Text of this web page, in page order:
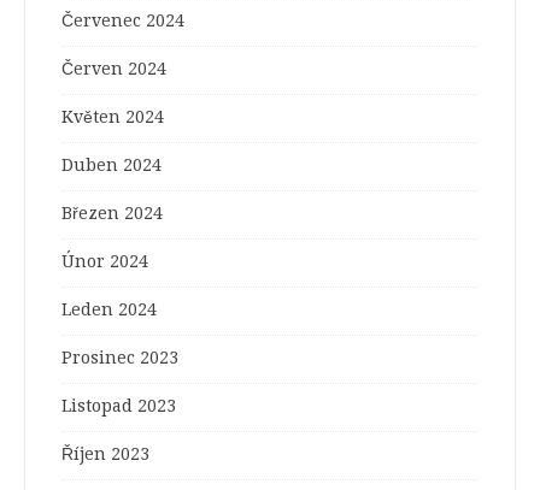
Červenec 2024
Červen 2024
Květen 2024
Duben 2024
Březen 2024
Únor 2024
Leden 2024
Prosinec 2023
Listopad 2023
Říjen 2023